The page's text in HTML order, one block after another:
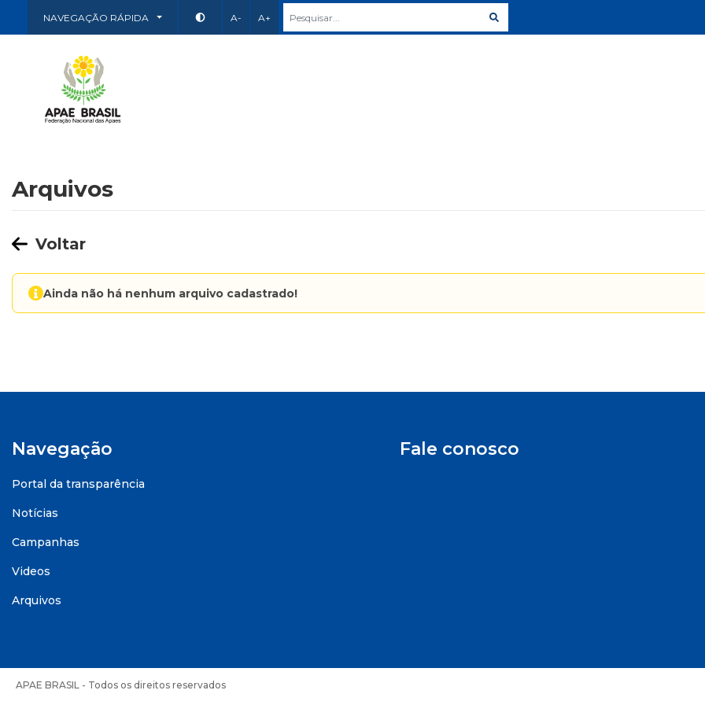
NAVEGAÇÃO RÁPIDA A- A+
Arquivos
Voltar
Ainda não há nenhum arquivo cadastrado!
Navegação
Portal da transparência
Notícias
Campanhas
Videos
Arquivos
Fale conosco
APAE BRASIL - Todos os direitos reservados